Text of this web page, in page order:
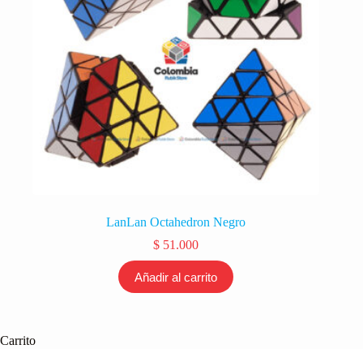
LanLan Octahedron Negro
$ 51.000
Añadir al carrito
Carrito